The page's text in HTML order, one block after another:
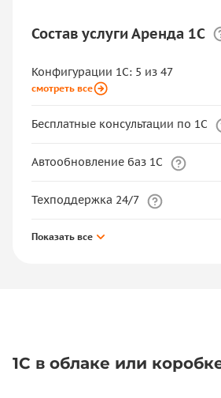
Состав услуги Аренда 1С
Конфигурации 1С: 5 из 47
смотреть все
Бесплатные консультации по 1С
Автообновление баз 1С
Техподдержка 24/7
Показать все
1С в облаке или